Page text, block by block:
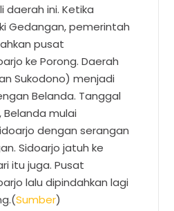
daerah ini. Ketika
Gedangan, pemerintah
pusat
ke Porong. Daerah
Sukodono) menjadi
Belanda. Tanggal
Belanda mulai
dengan serangan
Sidoarjo jatuh ke
itu juga. Pusat
lalu dipindahkan lagi
Sumber)